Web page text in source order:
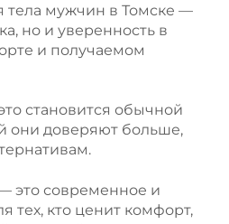
мужчин в Томске —
но и уверенность в
и получаемом
становится обычной
они доверяют больше,
это современное и
тех, кто ценит комфорт,